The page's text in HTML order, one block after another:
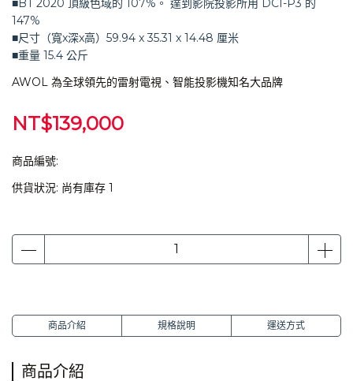
■BT 2020 頂級色域的 107%。 達到影院投影所用 DCI-P3 的
147%
■尺寸（寬x深x高）‎59.94 x 35.31 x 14.48 厘米
■重量‎ 15.4 公斤
AWOL 為全球領先的雷射電視、智能投影機知名大品牌
NT$139,000
商品編號:
供貨狀況: 尚有庫存 1
商品介紹 規格說明 運送方式
商品介紹